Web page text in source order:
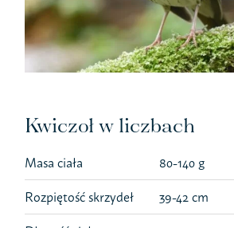
Kwiczoł w liczbach
Masa ciała 80-140 g
Rozpiętość skrzydeł 39-42 cm